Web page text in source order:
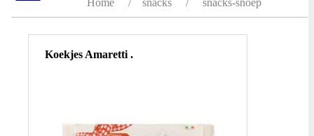
Chilli-
Pinda-
Chutney
Home / snacks / snacks-snoep
Koekjes Amaretti .